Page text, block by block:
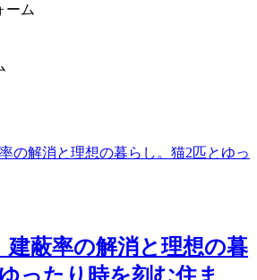
ーム
建蔽率の解消と理想の暮